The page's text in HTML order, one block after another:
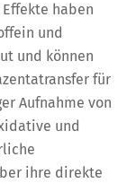
haben
und
und können
für
Aufnahme von
und
ihre direkte